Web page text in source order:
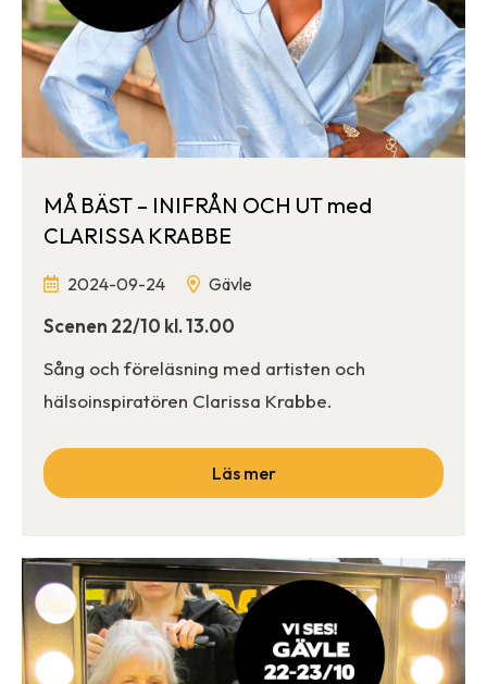
MÅ BÄST – INIFRÅN OCH UT med
CLARISSA KRABBE
2024-09-24 Gävle
Scenen 22/10 kl. 13.00
Sång och föreläsning med artisten och
hälsoinspiratören Clarissa Krabbe.
Läs mer